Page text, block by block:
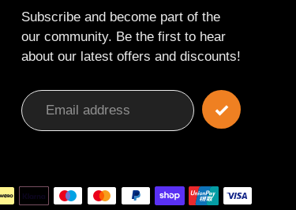
Subscribe and become part of the
our community. Be the first to hear
about our latest offers and discounts!